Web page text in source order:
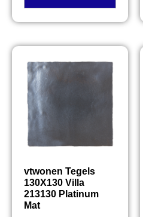
vtwonen Tegels
130X130 Villa
213130 Platinum
Mat